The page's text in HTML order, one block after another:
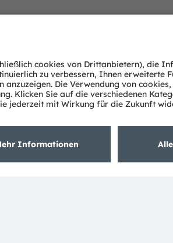
Sie haben
Setzen Sie sich einfach